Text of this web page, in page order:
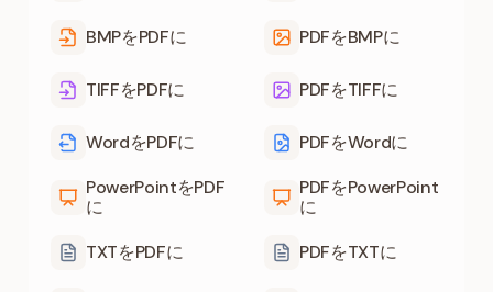
BMPをPDFに
TIFFをPDFに
WordをPDFに
PowerPointをPDF
に
TXTをPDFに
PDFをBMPに
PDFをTIFFに
PDFをWordに
PDFをPowerPoint
に
PDFをTXTに